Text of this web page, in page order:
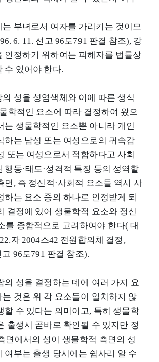
부녀로서 여자를 가리키는 것이므
6. 11. 선고 96도791 판결 참조), 강
인정하기 위하여는 피해자를 법률상
수 있어야 한다.
성을 성염색체와 이에 따른 생식
학적인 요소에 따라 결정하여 왔으
는 생물학적인 요소뿐 아니라 개인
하는 남성 또는 여성으로의 귀속감
또는 여성으로서 적합하다고 사회
행동·태도·성격적 특징 등의 성역할
면, 즉 정신적·사회적 요소들 역시 사
하는 요소 중의 하나로 인정받게 되
결정에 있어 생물학적 요소와 정신
를 종합적으로 고려하여야 한다( 대
자 2004스42 전원합의체 결정,
고 96도791 판결 참조).
의 성을 결정하는 데에 여러 가지 요
것은 위 각 요소들이 일치하지 않
할 수 있다는 의미이고, 특히 생물학
출생시 곧바로 확인될 수 있지만 정
면에서의 성이 생물학적 측면의 성
여부는 출생 당시에는 쉽사리 알 수